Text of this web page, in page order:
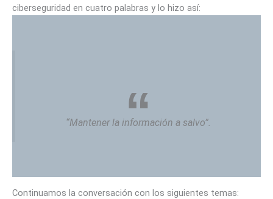
ciberseguridad en cuatro palabras y lo hizo así:
“Mantener la información a salvo”.
Continuamos la conversación con los siguientes temas: